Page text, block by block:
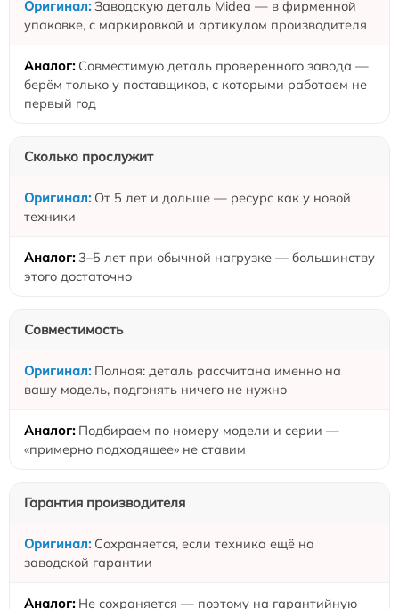
Заводскую деталь Midea — в фирменной
упаковке, с маркировкой и артикулом производителя
Совместимую деталь проверенного завода —
берём только у поставщиков, с которыми работаем не
первый год
Сколько прослужит
От 5 лет и дольше — ресурс как у новой
техники
3–5 лет при обычной нагрузке — большинству
этого достаточно
Совместимость
Полная: деталь рассчитана именно на
вашу модель, подгонять ничего не нужно
Подбираем по номеру модели и серии —
«примерно подходящее» не ставим
Гарантия производителя
Сохраняется, если техника ещё на
заводской гарантии
Не сохраняется — поэтому на гарантийную